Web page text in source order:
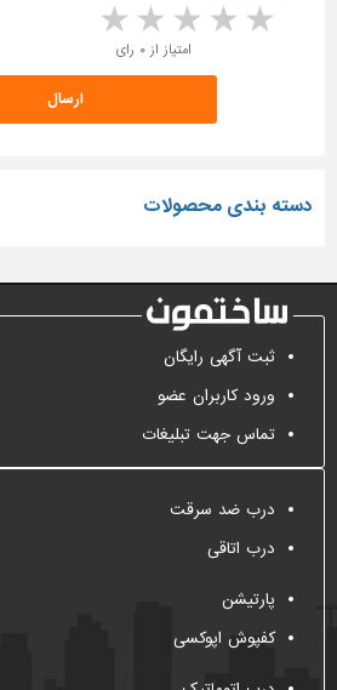
4 stars 3 stars 2 stars 1 star امتیاز از ۰ رای
دسته بندی محصولات
ثبت آگهی رایگان
ورود کاربران عضو
تماس جهت تبلیغات
درب ضد سرقت
درب اتاقی
پارتیشن
کفپوش اپوکسی